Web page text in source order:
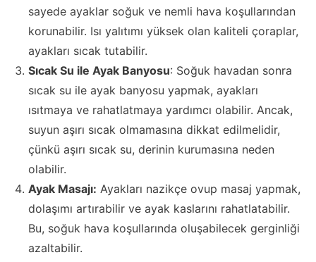
sayede ayaklar soğuk ve nemli hava koşullarından
korunabilir. Isı yalıtımı yüksek olan kaliteli çoraplar,
ayakları sıcak tutabilir.
Sıcak Su ile Ayak Banyosu: Soğuk havadan sonra
sıcak su ile ayak banyosu yapmak, ayakları
ısıtmaya ve rahatlatmaya yardımcı olabilir. Ancak,
suyun aşırı sıcak olmamasına dikkat edilmelidir,
çünkü aşırı sıcak su, derinin kurumasına neden
olabilir.
Ayak Masajı: Ayakları nazikçe ovup masaj yapmak,
dolaşımı artırabilir ve ayak kaslarını rahatlatabilir.
Bu, soğuk hava koşullarında oluşabilecek gerginliği
azaltabilir.